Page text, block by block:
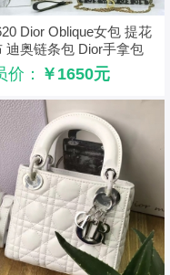
Dior Oblique女包 提花
迪奥链条包 Dior手拿包
色
价： ￥1650元